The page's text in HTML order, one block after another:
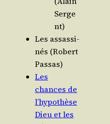
Serge
nt)
Les assas­si­
nés (Robert
Passas)
Les
chances de
l’hy­po­thèse
Dieu et les